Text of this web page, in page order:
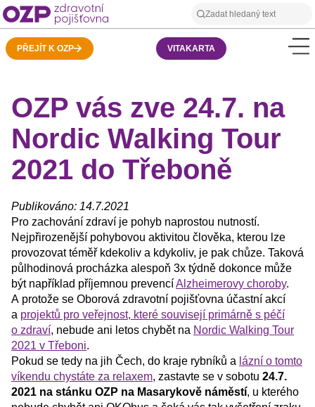
PŘEJÍT K OZP VITAKARTA
OZP vás zve 24.7. na
Nordic Walking Tour
2021 do Třeboně
Publikováno: 14.7.2021
Pro zachování zdraví je pohyb naprostou nutností.
Nejpřirozenější pohybovou aktivitou člověka, kterou lze
provozovat téměř kdekoliv a kdykoliv, je pak chůze. Taková
půlhodinová procházka alespoň 3x týdně dokonce může
být například příjemnou prevencíAlzheimerovy choroby.
A protože se Oborová zdravotní pojišťovna účastní akcí
a projektů pro veřejnost, které souvisejí primárně s péčí
o zdraví, nebude ani letos chybět na Nordic Walking Tour
2021 v Třeboni.
Pokud se tedy na jih Čech, do kraje rybníků a lázní o tomto
víkendu chystáte za relaxem, zastavte se v sobotu 24.7.
2021 na stánku OZP na Masarykově náměstí, u kterého